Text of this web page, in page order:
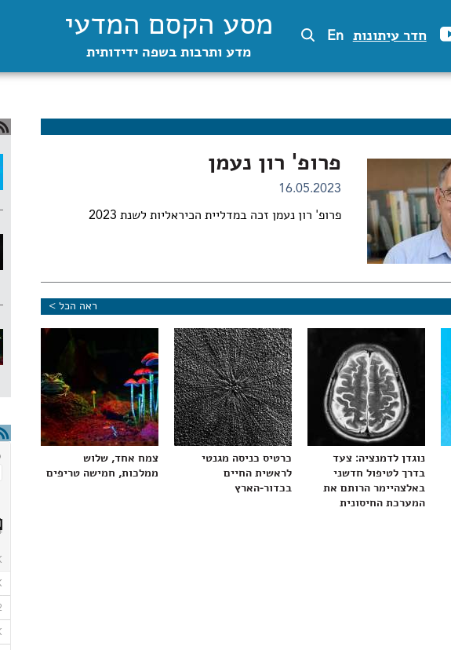
חדר עיתונות En מסע הקסם המדעי
מדע ותרבות בשפה ידידותית
פרופ' רון נעמן
16.05.2023
פרופ' רון נעמן זכה במדליית הכיראליות לשנת 2023
ראה הכל >
נוגדן לדמנציה: צעד
בדרך לטיפול חדשני
באלצהיימר הרותם את
המערכת החיסונית
כרטיס כניסה מגנטי
לראשית החיים
בכדור-הארץ
צמח אחד, שלוש
ממלכות, חמישה טריפים